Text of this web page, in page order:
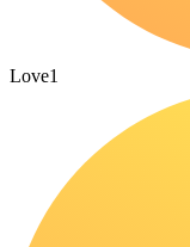
Love1